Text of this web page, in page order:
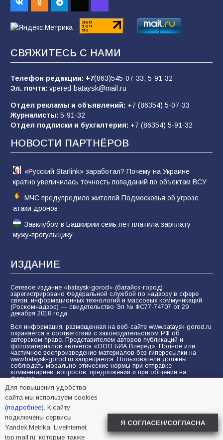
67 08.08.2026
Евгений Остапенко
Батайчане вышли в финал Всероссийского
конкурса «Большая перемена»
СВЯЖИТЕСЬ С НАМИ
Телефон редакции: +7(863)545-07-33, 5-91-32
Эл. почта: vpered-bataysk@mail.ru
Отдел рекламы и объявлений: +7 (86354) 5-07-33
Журналисты: 5-91-32
Отдел подписки и бухгалтерия: +7 (86354) 5-91-32
НОВОСТИ ПАРТНЁРОВ
«Русский Starlink» заработал? Почему на Украине
кратно увеличилась точность попаданий по объектам ВСУ
МЧС предупредило жителей Подмосковья об угрозе
атаки дронов
Завклубом в Башкирии семь лет платила зарплату
мужу-прогульщику
ИЗДАНИЕ
Сетевое издание «bataysk-gorod» (батайск-город)
зарегистрировано Федеральной службой по надзору в сфере
связи, информационных технологий и массовых коммуникаций
(Роскомнадзор) — свидетельство Эл № ФС77-74707 от 29
декабря 2018 года.
Вся информация, размещенная на веб-сайте www.bataysk-gorod.ru
охраняется в соответствии с законодательством РФ об
авторском праве. Представителем авторов публикаций и
фотоматериалов является «ООО БИА Вперёд». Полное или
частичное воспроизведение материалов без гиперссылки на
www.bataysk-gorod.ru запрещается. Пользователи должны
соблюдать морально-этические нормы при отправке
комментариев, вопросов, предложений и при общении на
форуме.
Политика конфиденциальности и защиты информации
Согласие на обработку персональных данных с помощью
сервисов Yandex.Metrika, LiveInternet, top.mail.ru
© 2005-2026 БИА «ВПЕРЕД»
Для повышения удобства
сайта мы используем cookies
(подробнее). К сайту
подключены сервисы
Yandex.Metrika, LiveInternet,
top.mail.ru, которые также
Я СОГЛАСЕН/СОГЛАСНА